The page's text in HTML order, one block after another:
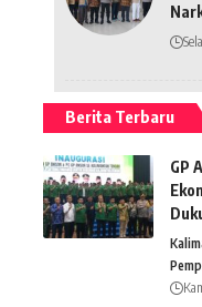
Berita Terbaru
GP